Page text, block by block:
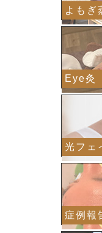
よもぎ
Eye灸
光フェ
症例報